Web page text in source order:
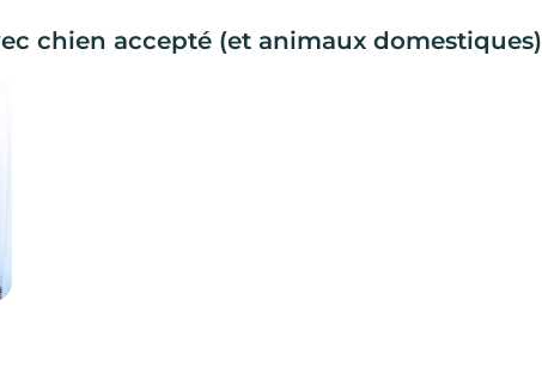
chien accepté (et animaux domestiques)